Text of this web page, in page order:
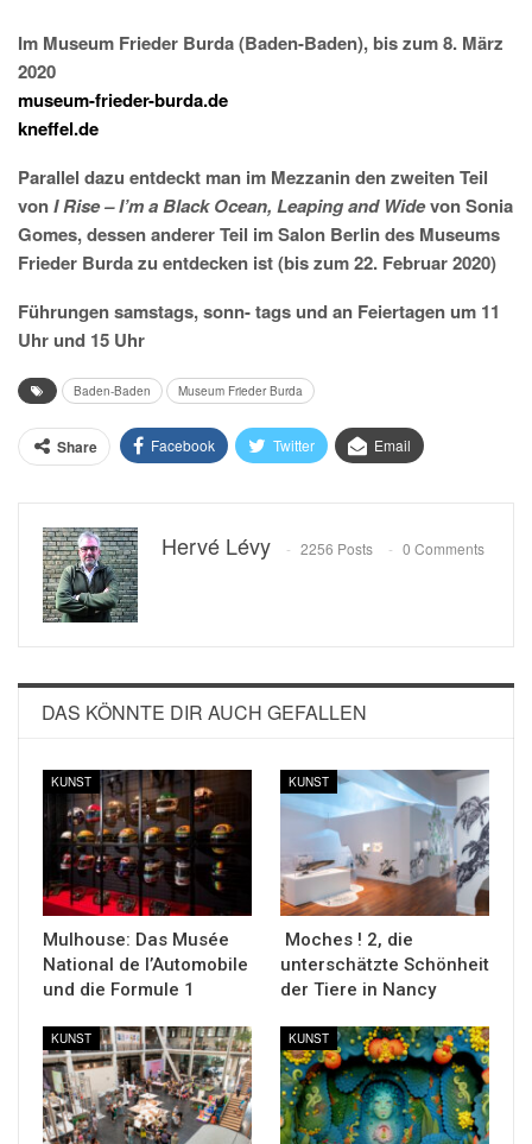
Im Museum Frieder Burda (Baden-Baden), bis zum 8. März
2020
museum-frieder-burda.de
kneffel.de
Parallel dazu entdeckt man im Mezzanin den zweiten Teil
vonI Rise – I’m a Black Ocean, Leaping and Widevon Sonia
Gomes, dessen anderer Teil im Salon Berlin des Museums
Frieder Burda zu entdecken ist (bis zum 22. Februar 2020)
Führungen samstags, sonn- tags und an Feiertagen um 11
Uhr und 15 Uhr
Baden-Baden Museum Frieder Burda
Share Facebook Twitter Email
Hervé Lévy 2256 Posts 0 Comments
DAS KÖNNTE DIR AUCH GEFALLEN
KUNST
Mulhouse: Das Musée
National de l’Automobile
und die Formule 1
KUNST
Moches ! 2, die
unterschätzte Schönheit
der Tiere in Nancy
KUNST KUNST